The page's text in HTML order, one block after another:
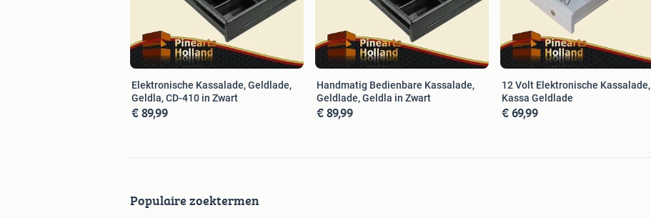
- Pinearts Holland
- Het Helmhout 14-C
- 9206AZ Drachten
- Web: www.pinearts.nl
- E-mail: info@pinearts.nl
Elektronische Kassalade, Geldlade,
Geldla, CD-410 in Zwart
€ 89,99
Handmatig Bedienbare Kassalade,
Geldlade, Geldla in Zwart
€ 89,99
12 Volt Elektronische Kassalade,
Kassa Geldlade
€ 69,99
Populaire zoektermen